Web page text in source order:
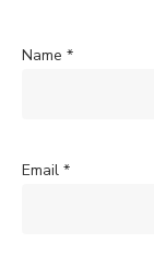
Name *
Email *